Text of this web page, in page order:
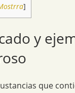
]
y
que